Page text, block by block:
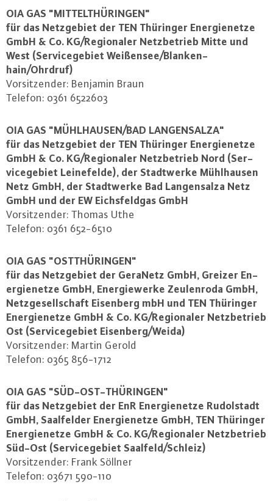
OIA GAS "MIT­TEL­THÜ­RIN­GEN"
für das Netz­ge­biet der TEN Thüringer En­er­gie­net­ze
GmbH & Co. KG/Re­gio­na­ler Netz­be­trieb Mitte und
West (Ser­vice­ge­biet Weißensee/Blan­ken­
hain/Ohrdruf)
Vor­sit­zen­der: Benjamin Braun
Telefon: 0361 6522603
OIA GAS "MÜHL­HAU­SEN/BAD LAN­GEN­SAL­ZA"
für das Netz­ge­biet der TEN Thüringer En­er­gie­net­ze
GmbH & Co. KG/Re­gio­na­ler Netz­be­trieb Nord (Ser­
vice­ge­biet Lei­ne­fel­de), der Stadt­wer­ke Mühl­hau­sen
Netz GmbH, der Stadt­wer­ke Bad Lan­gen­sal­za Netz
GmbH und der EW Eichs­feld­gas GmbH
Vor­sit­zen­der: Thomas Uthe
Telefon: 0361 652-6510
OIA GAS "OST­THÜ­RIN­GEN"
für das Netz­ge­biet der GeraNetz GmbH, Greizer En­
er­gie­net­ze GmbH, En­er­gie­wer­ke Zeu­len­ro­da GmbH,
Netz­ge­sell­schaft Eisenberg mbH und TEN Thüringer
En­er­gie­net­ze GmbH & Co. KG/Re­gio­na­ler Netz­be­trieb
Ost (Ser­vice­ge­biet Eisenberg/Weida)
Vor­sit­zen­der: Martin Gerold
Telefon: 0365 856-1712
OIA GAS "SÜD-OST-THÜ­RIN­GEN"
für das Netz­ge­biet der EnR En­er­gie­net­ze Ru­dol­stadt
GmbH, Saal­fel­der En­er­gie­net­ze GmbH, TEN Thüringer
En­er­gie­net­ze GmbH & Co. KG/Re­gio­na­ler Netz­be­trieb
Süd-Ost (Ser­vice­ge­biet Saalfeld/Schleiz)
Vor­sit­zen­der: Frank Söllner
Telefon: 03671 590-110